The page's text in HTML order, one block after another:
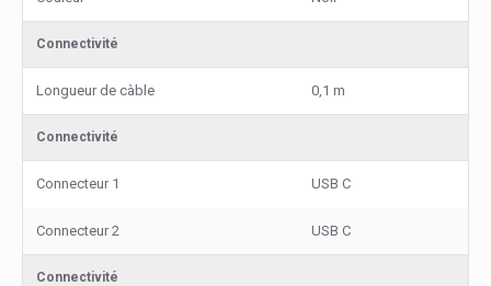
Connectivité
Longueur de càble 0,1 m
Connectivité
Connecteur 1 USB C
Connecteur 2 USB C
Connectivité